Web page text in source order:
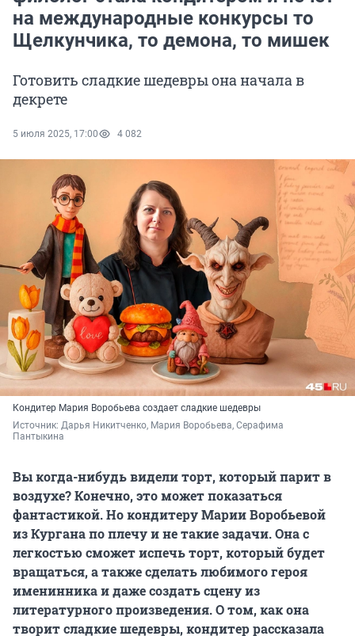
на международные конкурсы то
Щелкунчика, то демона, то мишек
Готовить сладкие шедевры она начала в
декрете
5 июля 2025, 17:00 4 082
Кондитер Мария Воробьева создает сладкие шедевры
Источник: Дарья Никитченко, Мария Воробьева, Серафима
Пантыкина
Вы когда-нибудь видели торт, который парит в
воздухе? Конечно, это может показаться
фантастикой. Но кондитеру Марии Воробьевой
из Кургана по плечу и не такие задачи. Она с
легкостью сможет испечь торт, который будет
вращаться, а также сделать любимого героя
именинника и даже создать сцену из
литературного произведения. О том, как она
творит сладкие шедевры, кондитер рассказала